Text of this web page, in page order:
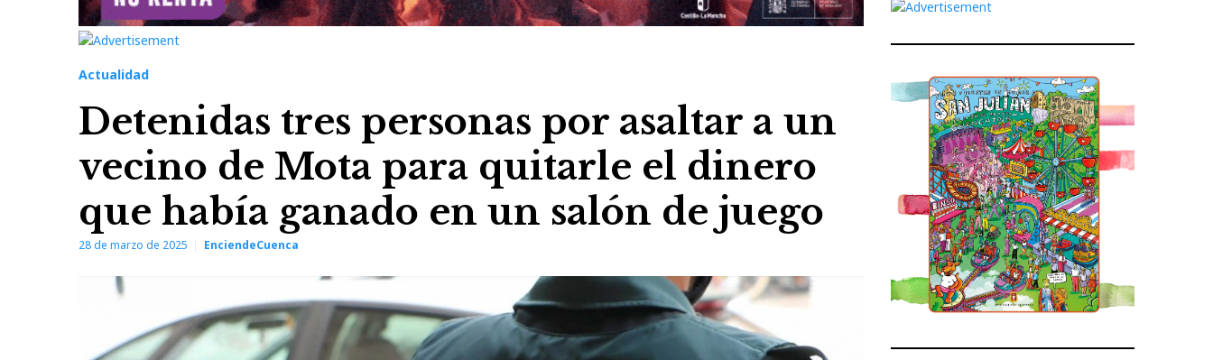
Actualidad
Detenidas tres personas por asaltar a un
vecino de Mota para quitarle el dinero
que había ganado en un salón de juego
28 de marzo de 2025 EnciendeCuenca